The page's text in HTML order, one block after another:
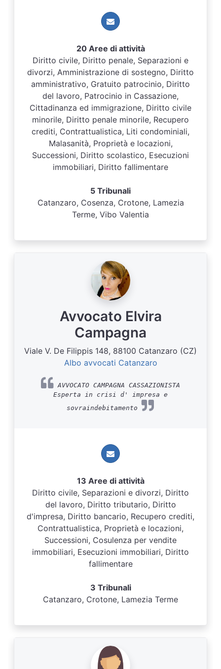
20 Aree di attività
Diritto civile, Diritto penale, Separazioni e
divorzi, Amministrazione di sostegno, Diritto
amministrativo, Gratuito patrocinio, Diritto
del lavoro, Patrocinio in Cassazione,
Cittadinanza ed immigrazione, Diritto civile
minorile, Diritto penale minorile, Recupero
crediti, Contrattualistica, Liti condominiali,
Malasanità, Proprietà e locazioni,
Successioni, Diritto scolastico, Esecuzioni
immobiliari, Diritto fallimentare
5 Tribunali
Catanzaro, Cosenza, Crotone, Lamezia
Terme, Vibo Valentia
Avvocato Elvira
Campagna
Viale V. De Filippis 148, 88100 Catanzaro (CZ)
Albo avvocati Catanzaro
AVVOCATO CAMPAGNA CASSAZIONISTA
Esperta in crisi d' impresa e
sovraindebitamento
13 Aree di attività
Diritto civile, Separazioni e divorzi, Diritto
del lavoro, Diritto tributario, Diritto
d'impresa, Diritto bancario, Recupero crediti,
Contrattualistica, Proprietà e locazioni,
Successioni, Cosulenza per vendite
immobiliari, Esecuzioni immobiliari, Diritto
fallimentare
3 Tribunali
Catanzaro, Crotone, Lamezia Terme